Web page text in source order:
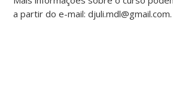
a partir do e-mail: djuli.mdl@gmail.com.